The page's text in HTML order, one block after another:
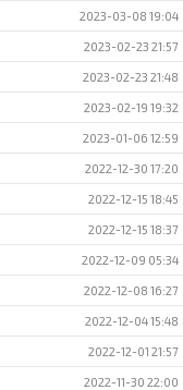
2023-03-08 19:04
2023-02-23 21:57
2023-02-23 21:48
2023-02-19 19:32
2023-01-06 12:59
2022-12-30 17:20
2022-12-15 18:45
2022-12-15 18:37
2022-12-09 05:34
2022-12-08 16:27
2022-12-04 15:48
2022-12-01 21:57
2022-11-30 22:00